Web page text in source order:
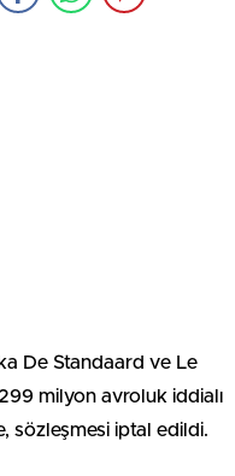
De Standaard ve Le
milyon avroluk iddialı
sözleşmesi iptal edildi.